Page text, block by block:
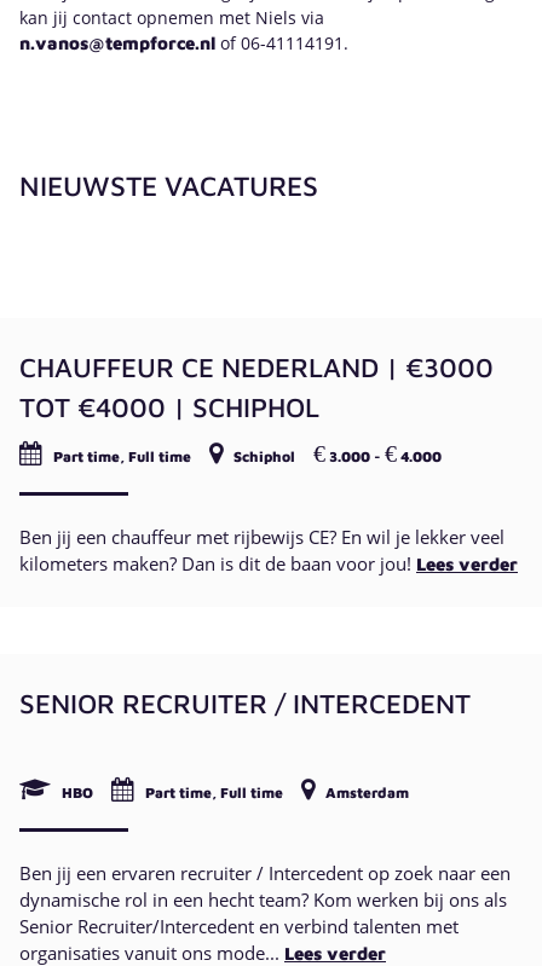
kan jij contact opnemen met Niels via
n.vanos@tempforce.nl of 06-41114191.
NIEUWSTE VACATURES
CHAUFFEUR CE NEDERLAND | €3000
TOT €4000 | SCHIPHOL
Part time, Full time Schiphol € 3.000 - € 4.000
Ben jij een chauffeur met rijbewijs CE? En wil je lekker veel
kilometers maken? Dan is dit de baan voor jou! Lees verder
SENIOR RECRUITER / INTERCEDENT
HBO Part time, Full time Amsterdam
Ben jij een ervaren recruiter / Intercedent op zoek naar een
dynamische rol in een hecht team? Kom werken bij ons als
Senior Recruiter/Intercedent en verbind talenten met
organisaties vanuit ons mode... Lees verder